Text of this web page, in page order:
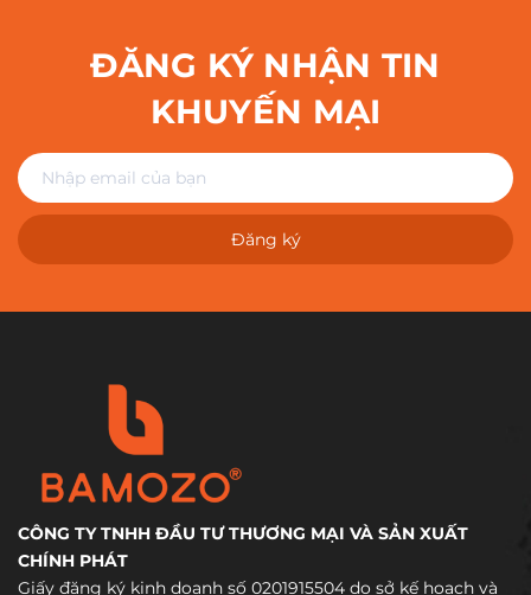
ĐĂNG KÝ NHẬN TIN
KHUYẾN MẠI
Đăng ký
CÔNG TY TNHH ĐẦU TƯ THƯƠNG MẠI VÀ SẢN XUẤT
CHÍNH PHÁT
Giấy đăng ký kinh doanh số 0201915504 do sở kế hoạch và